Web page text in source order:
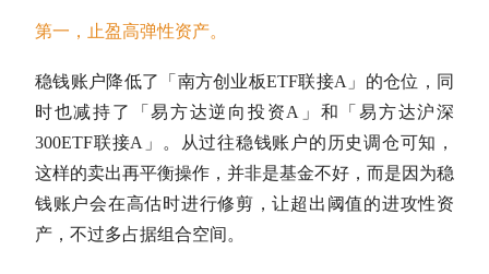
第一，止盈高弹性资产。
稳钱账户降低了「南方创业板ETF联接A」的仓位 ，同
时也减持了「易方达逆向投资A」和「易方达沪深
300ETF联接A」。从过往稳钱账户的历史调仓可知，
这样的卖出再平衡操作，并非是基金不好，而是因为稳
钱账户会在高估时进行修剪，让超出阈值的进攻性资
产，不过多占据组合空间。